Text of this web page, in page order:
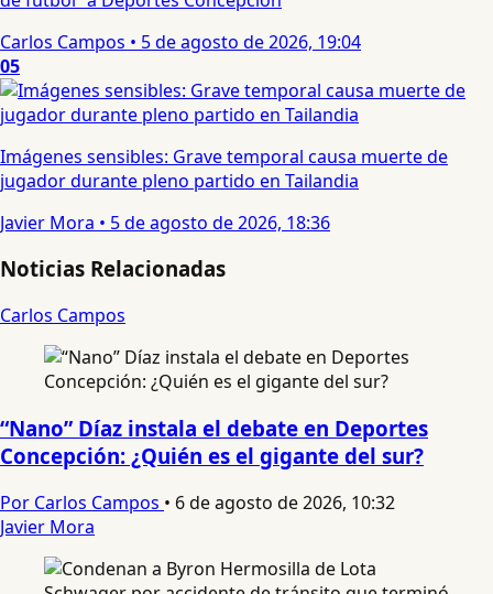
Carlos Campos • 5 de agosto de 2026, 19:04
05
Imágenes sensibles: Grave temporal causa muerte de
jugador durante pleno partido en Tailandia
Javier Mora • 5 de agosto de 2026, 18:36
Noticias Relacionadas
Carlos Campos
“Nano” Díaz instala el debate en Deportes
Concepción: ¿Quién es el gigante del sur?
Por Carlos Campos • 6 de agosto de 2026, 10:32
Javier Mora